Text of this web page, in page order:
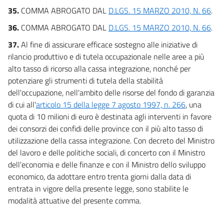
35. COMMA ABROGATO DAL D.LGS. 15 MARZO 2010, N. 66.
36. COMMA ABROGATO DAL D.LGS. 15 MARZO 2010, N. 66.
37.Al fine di assicurare efficace sostegno alle iniziative di
rilancio produttivo e di tutela occupazionale nelle aree a più
alto tasso di ricorso alla cassa integrazione, nonché per
potenziare gli strumenti di tutela della stabilità
dell'occupazione, nell'ambito delle risorse del fondo di garanzia
di cui all'articolo 15 della legge 7 agosto 1997, n. 266, una
quota di 10 milioni di euro è destinata agli interventi in favore
dei consorzi dei confidi delle province con il più alto tasso di
utilizzazione della cassa integrazione. Con decreto del Ministro
del lavoro e delle politiche sociali, di concerto con il Ministro
dell'economia e delle finanze e con il Ministro dello sviluppo
economico, da adottare entro trenta giorni dalla data di
entrata in vigore della presente legge, sono stabilite le
modalità attuative del presente comma.